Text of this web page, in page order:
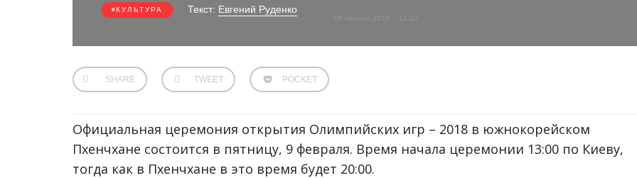
КУЛЬТУРА Текст: Евгений Руденко
09 Лютого 2018
SHARE TWEET POCKET
Официальная церемония открытия Олимпийских игр – 2018 в южнокорейском
Пхенчхане состоится в пятницу, 9 февраля. Время начала церемонии 13:00 по Киеву,
тогда как в Пхенчхане в это время будет 20:00.